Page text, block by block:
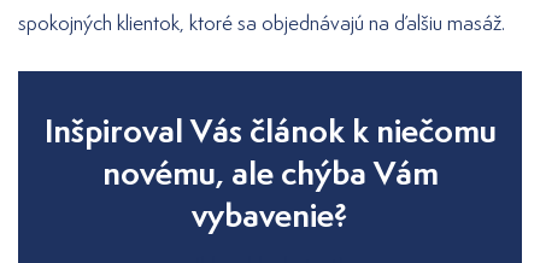
spokojných klientok, ktoré sa objednávajú na ďalšiu masáž.
Inšpiroval Vás článok k niečomu
novému, ale chýba Vám
vybavenie?